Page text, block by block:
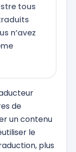
tous
n’avez
de
un contenu
le
plus